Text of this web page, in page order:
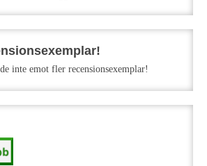
inte emot fler recensionsexemplar!